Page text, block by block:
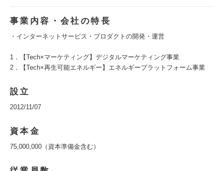
事業内容・会社の特長
・インターネットサービス・プロダクトの開発・運営
1．【Tech×マーケティング】デジタルマーケティング事業
2．【Tech×再生可能エネルギー】エネルギープラットフォーム事業
設立
2012/11/07
資本金
75,000,000（資本準備金含む）